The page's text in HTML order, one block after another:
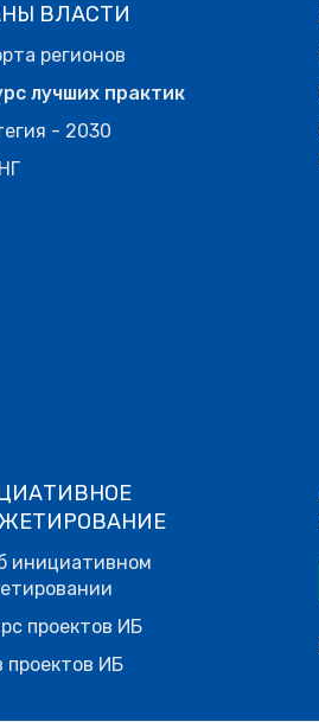
ВЛАСТИ
регионов
лучших практик
- 2030
инициативном
проектов ИБ
проектов ИБ